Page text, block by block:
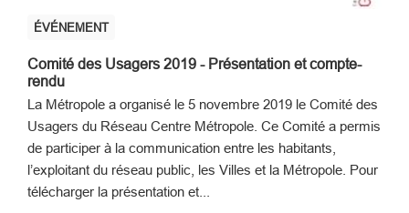
Comité des Usagers 2019 - Présentation et compte-
rendu
La Métropole a organisé le 5 novembre 2019 le Comité des
Usagers du Réseau Centre Métropole. Ce Comité a permis
de participer à la communication entre les habitants,
l’exploitant du réseau public, les Villes et la Métropole. Pour
télécharger la présentation et...
ÉVÉNEMENT